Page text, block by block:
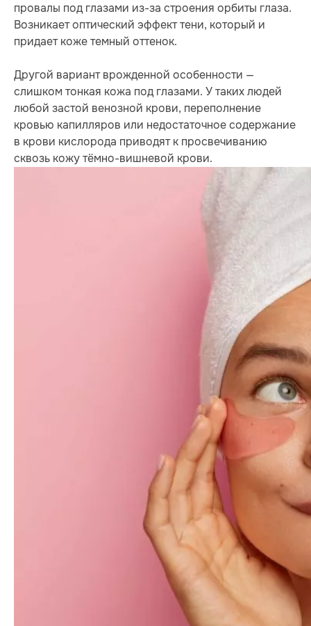
провалы под глазами из-за строения орбиты глаза.
Возникает оптический эффект тени, который и
придает коже темный оттенок.
Другой вариант врожденной особенности —
слишком тонкая кожа под глазами. У таких людей
любой застой венозной крови, переполнение
кровью капилляров или недостаточное содержание
в крови кислорода приводят к просвечиванию
сквозь кожу тёмно-вишневой крови.